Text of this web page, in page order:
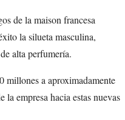
de la maison francesa
la silueta masculina,
alta perfumería.
millones a aproximadamente
empresa hacia estas nuevas